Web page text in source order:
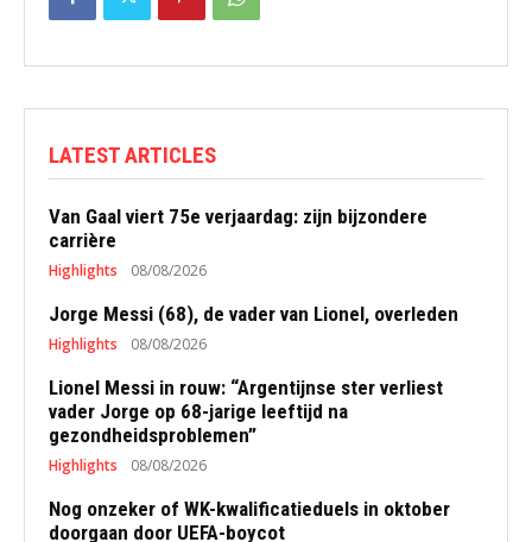
LATEST ARTICLES
Van Gaal viert 75e verjaardag: zijn bijzondere
carrière
Highlights 08/08/2026
Jorge Messi (68), de vader van Lionel, overleden
Highlights 08/08/2026
Lionel Messi in rouw: “Argentijnse ster verliest
vader Jorge op 68-jarige leeftijd na
gezondheidsproblemen”
Highlights 08/08/2026
Nog onzeker of WK-kwalificatieduels in oktober
doorgaan door UEFA-boycot